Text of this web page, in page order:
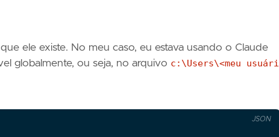
ele existe. No meu caso, eu estava usando o Claude
globalmente, ou seja, no arquivo c:\Users\<meu usuári
JSON